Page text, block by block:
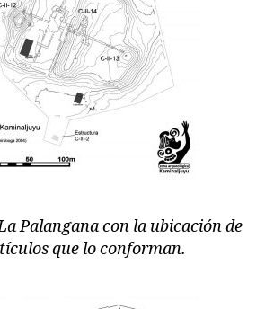
Palangana con la ubicación de
que lo conforman.